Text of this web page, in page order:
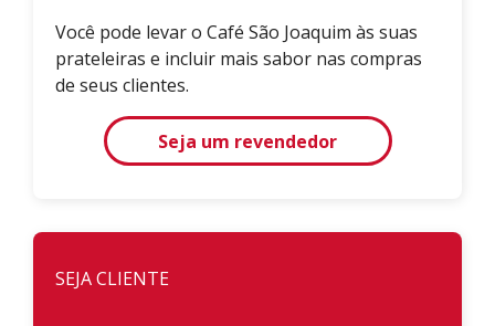
Você pode levar o Café São Joaquim às suas
prateleiras e incluir mais sabor nas compras
de seus clientes.
Seja um revendedor
SEJA CLIENTE